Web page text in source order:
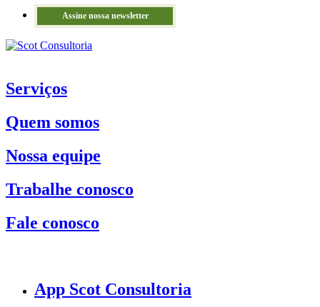
Assine nossa newsletter
Serviços
Quem somos
Nossa equipe
Trabalhe conosco
Fale conosco
App Scot Consultoria